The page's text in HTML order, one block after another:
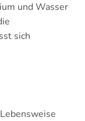
und Wasser
sich